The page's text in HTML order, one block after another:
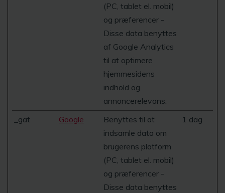
(PC, tablet el. mobil)
og præferencer -
Disse data benyttes
af Google Analytics
til at optimere
hjemmesidens
indhold og
annoncerelevans.
_gat Google
Benyttes til at
indsamle data om
brugerens platform
(PC, tablet el. mobil)
og præferencer -
Disse data benyttes
1 dag